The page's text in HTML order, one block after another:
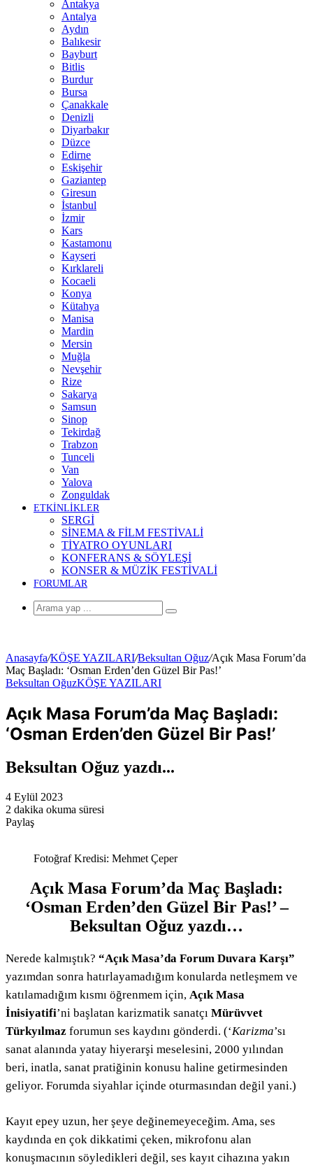
Antakya
Antalya
Aydın
Balıkesir
Bayburt
Bitlis
Burdur
Bursa
Çanakkale
Denizli
Diyarbakır
Düzce
Edirne
Eskişehir
Gaziantep
Giresun
İstanbul
İzmir
Kars
Kastamonu
Kayseri
Kırklareli
Kocaeli
Konya
Kütahya
Manisa
Mardin
Mersin
Muğla
Nevşehir
Rize
Sakarya
Samsun
Sinop
Tekirdağ
Trabzon
Tunceli
Van
Yalova
Zonguldak
ETKİNLİKLER
SERGİ
SİNEMA & FİLM FESTİVALİ
TİYATRO OYUNLARI
KONFERANS & SÖYLEŞİ
KONSER & MÜZİK FESTİVALİ
FORUMLAR
Arama
Anasayfa/KÖŞE YAZILARI/Beksultan Oğuz/Açık Masa Forum’da
Maç Başladı: ‘Osman Erden’den Güzel Bir Pas!’
Beksultan OğuzKÖŞE YAZILARI
Açık Masa Forum’da Maç Başladı:
‘Osman Erden’den Güzel Bir Pas!’
Beksultan Oğuz yazdı...
4 Eylül 2023
2 dakika okuma süresi
Paylaş
Fotoğraf Kredisi: Mehmet Çeper
Açık Masa Forum’da Maç Başladı:
‘Osman Erden’den Güzel Bir Pas!’ –
Beksultan Oğuz yazdı…
Nerede kalmıştık? “Açık Masa’da Forum Duvara Karşı”
yazımdan sonra hatırlayamadığım konularda netleşmem ve
katılamadığım kısmı öğrenmem için, Açık Masa
İnisiyatifi’ni başlatan karizmatik sanatçı Mürüvvet
Türkyılmaz forumun ses kaydını gönderdi. (‘Karizma’sı
sanat alanında yatay hiyerarşi meselesini, 2000 yılından
beri, inatla, sanat pratiğinin konusu haline getirmesinden
geliyor. Forumda siyahlar içinde oturmasından değil yani.)
Kayıt epey uzun, her şeye değinemeyeceğim. Ama, ses
kaydında en çok dikkatimi çeken, mikrofonu alan
konuşmacının söyledikleri değil, ses kayıt cihazına yakın